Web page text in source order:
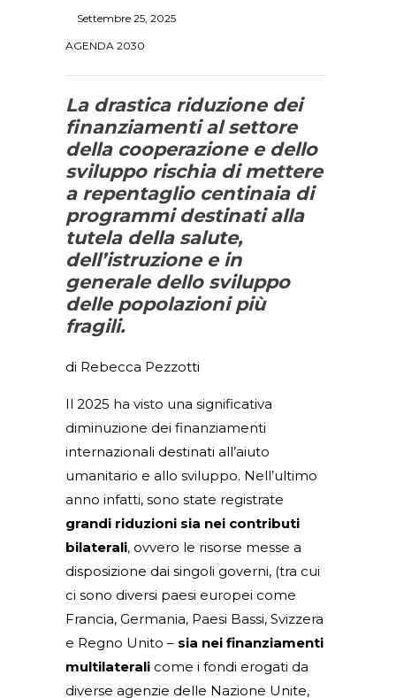
Settembre 25, 2025
AGENDA 2030
La drastica riduzione dei
finanziamenti al settore
della cooperazione e dello
sviluppo rischia di mettere
a repentaglio centinaia di
programmi destinati alla
tutela della salute,
dell’istruzione e in
generale dello sviluppo
delle popolazioni più
fragili.
di Rebecca Pezzotti
Il 2025 ha visto una significativa
diminuzione dei finanziamenti
internazionali destinati all’aiuto
umanitario e allo sviluppo. Nell’ultimo
anno infatti, sono state registrate
grandi riduzioni sia nei contributi
bilaterali, ovvero le risorse messe a
disposizione dai singoli governi, (tra cui
ci sono diversi paesi europei come
Francia, Germania, Paesi Bassi, Svizzera
e Regno Unito – sia nei finanziamenti
multilaterali come i fondi erogati da
diverse agenzie delle Nazione Unite,